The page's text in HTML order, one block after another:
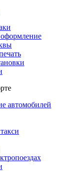
автомобилей